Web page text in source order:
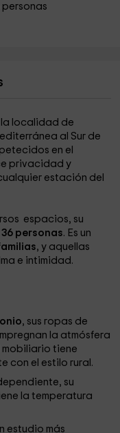
personas
localidad de
al Sur de
en el
privacidad y
estación del
espacios, su
36 personas. Es un
, y aquellas
e intimidad.
, sus ropas de
la atmósfera
mobiliario tiene
con el estilo rural.
su
la temperatura
estudio más